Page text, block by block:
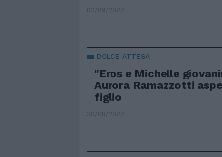
02/09/2022
DOLCE ATTESA
"Eros e Michelle
Aurora Ramazzotti
figlio
30/08/2022